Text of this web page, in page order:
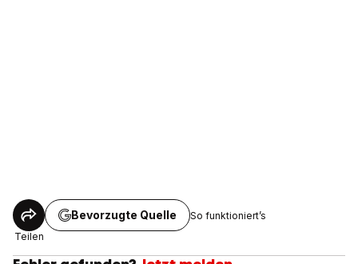
Teilen
Bevorzugte Quelle So funktioniert’s